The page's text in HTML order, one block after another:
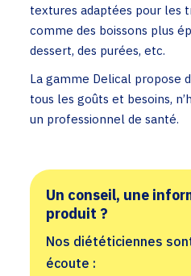
textures adaptées pour les
comme des boissons plus
dessert, des purées, etc.
La gamme Delical propose
tous les goûts et besoins,
un professionnel de santé.
Un conseil, une
produit ?
Nos diététiciennes
écoute : ​